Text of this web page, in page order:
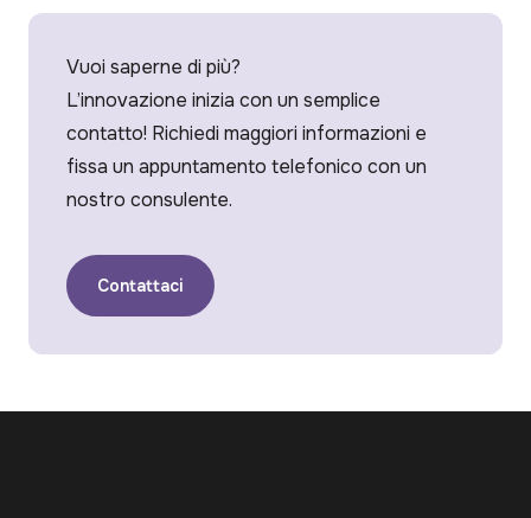
Vuoi saperne di più?
L’innovazione inizia con un semplice
contatto! Richiedi maggiori informazioni e
fissa un appuntamento telefonico con un
nostro consulente.
Contattaci